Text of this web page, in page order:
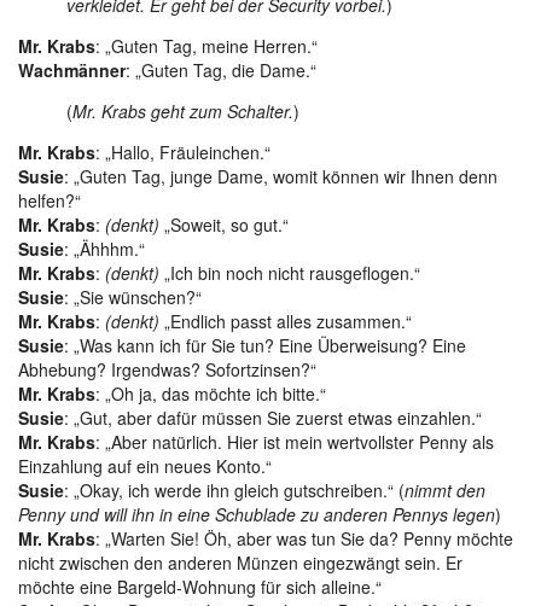
verkleidet. Er geht bei der Security vorbei.)
Mr. Krabs: „Guten Tag, meine Herren.“
Wachmänner: „Guten Tag, die Dame.“
(Mr. Krabs geht zum Schalter.)
Mr. Krabs: „Hallo, Fräuleinchen.“
Susie: „Guten Tag, junge Dame, womit können wir Ihnen denn
helfen?“
Mr. Krabs: (denkt) „Soweit, so gut.“
Susie: „Ähhhm.“
Mr. Krabs: (denkt) „Ich bin noch nicht rausgeflogen.“
Susie: „Sie wünschen?“
Mr. Krabs: (denkt) „Endlich passt alles zusammen.“
Susie: „Was kann ich für Sie tun? Eine Überweisung? Eine
Abhebung? Irgendwas? Sofortzinsen?“
Mr. Krabs: „Oh ja, das möchte ich bitte.“
Susie: „Gut, aber dafür müssen Sie zuerst etwas einzahlen.“
Mr. Krabs: „Aber natürlich. Hier ist mein wertvollster Penny als
Einzahlung auf ein neues Konto.“
Susie: „Okay, ich werde ihn gleich gutschreiben.“ (nimmt den
Penny und will ihn in eine Schublade zu anderen Pennys legen)
Mr. Krabs: „Warten Sie! Öh, aber was tun Sie da? Penny möchte
nicht zwischen den anderen Münzen eingezwängt sein. Er
möchte eine Bargeld-Wohnung für sich alleine.“